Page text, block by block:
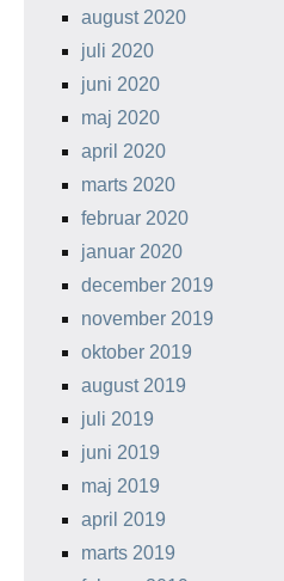
august 2020
juli 2020
juni 2020
maj 2020
april 2020
marts 2020
februar 2020
januar 2020
december 2019
november 2019
oktober 2019
august 2019
juli 2019
juni 2019
maj 2019
april 2019
marts 2019